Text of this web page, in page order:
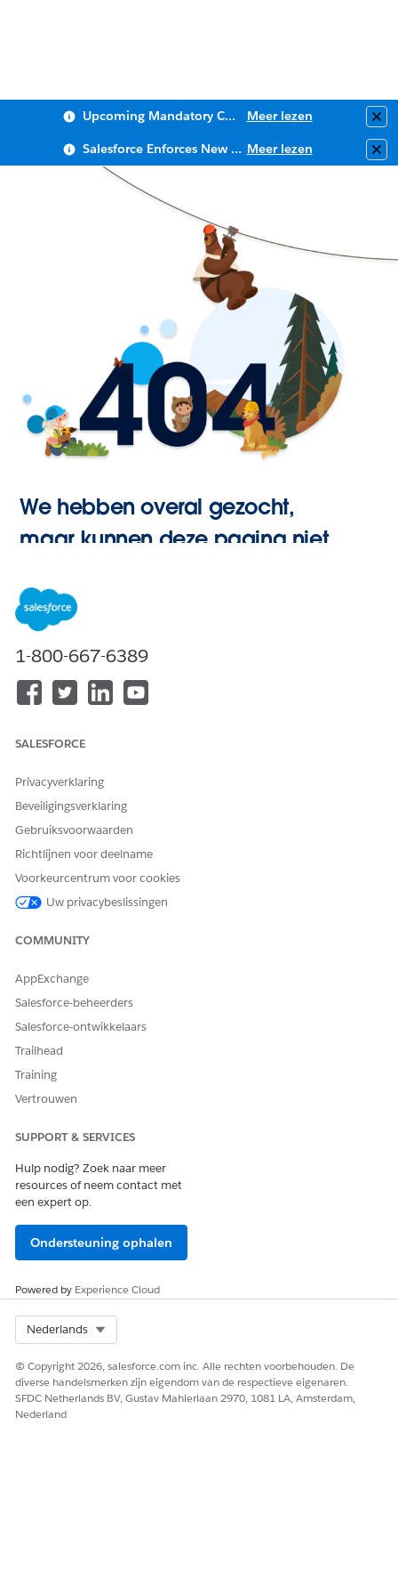
Upcoming Mandatory Changes to Public Key Infrastructure (PKI) Meer lezen
Salesforce Enforces New Security Requirements in Summer 2026 Meer lezen
We hebben overal gezocht,
maar kunnen deze pagina niet
1-800-667-6389
SALESFORCE
Privacyverklaring
Beveiligingsverklaring
Gebruiksvoorwaarden
Richtlijnen voor deelname
Voorkeurcentrum voor cookies
Uw privacybeslissingen
COMMUNITY
AppExchange
Salesforce-beheerders
Salesforce-ontwikkelaars
Trailhead
Training
Vertrouwen
SUPPORT & SERVICES
Hulp nodig? Zoek naar meer
resources of neem contact met
een expert op.
Ondersteuning ophalen
Powered by Experience Cloud
Nederlands
© Copyright 2026, salesforce.com inc. Alle rechten voorbehouden. De
diverse handelsmerken zijn eigendom van de respectieve eigenaren.
SFDC Netherlands BV, Gustav Mahlerlaan 2970, 1081 LA, Amsterdam,
Nederland